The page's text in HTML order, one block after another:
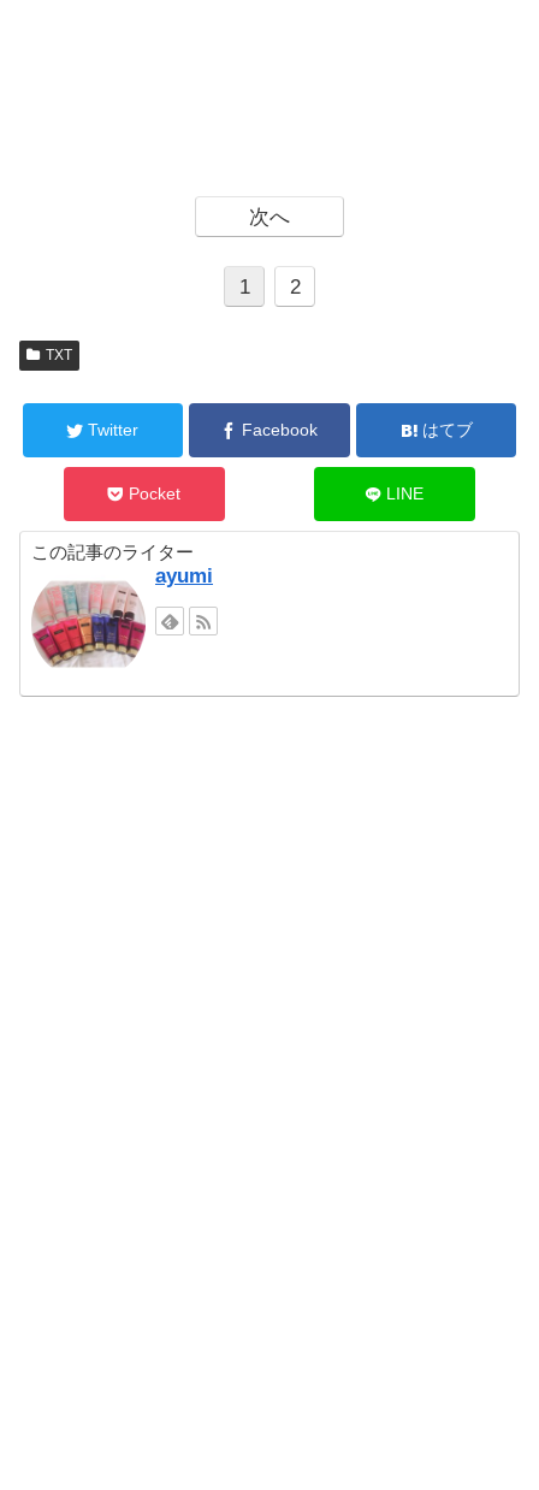
次へ
1 2
TXT
Twitter Facebook はてブ
Pocket LINE
この記事のライター
ayumi